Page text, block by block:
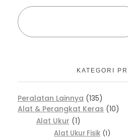
KATEGORI
Peralatan Lainnya 135
Alat & Perangkat Keras 10
Alat Ukur
1
Alat Ukur Fisik 1